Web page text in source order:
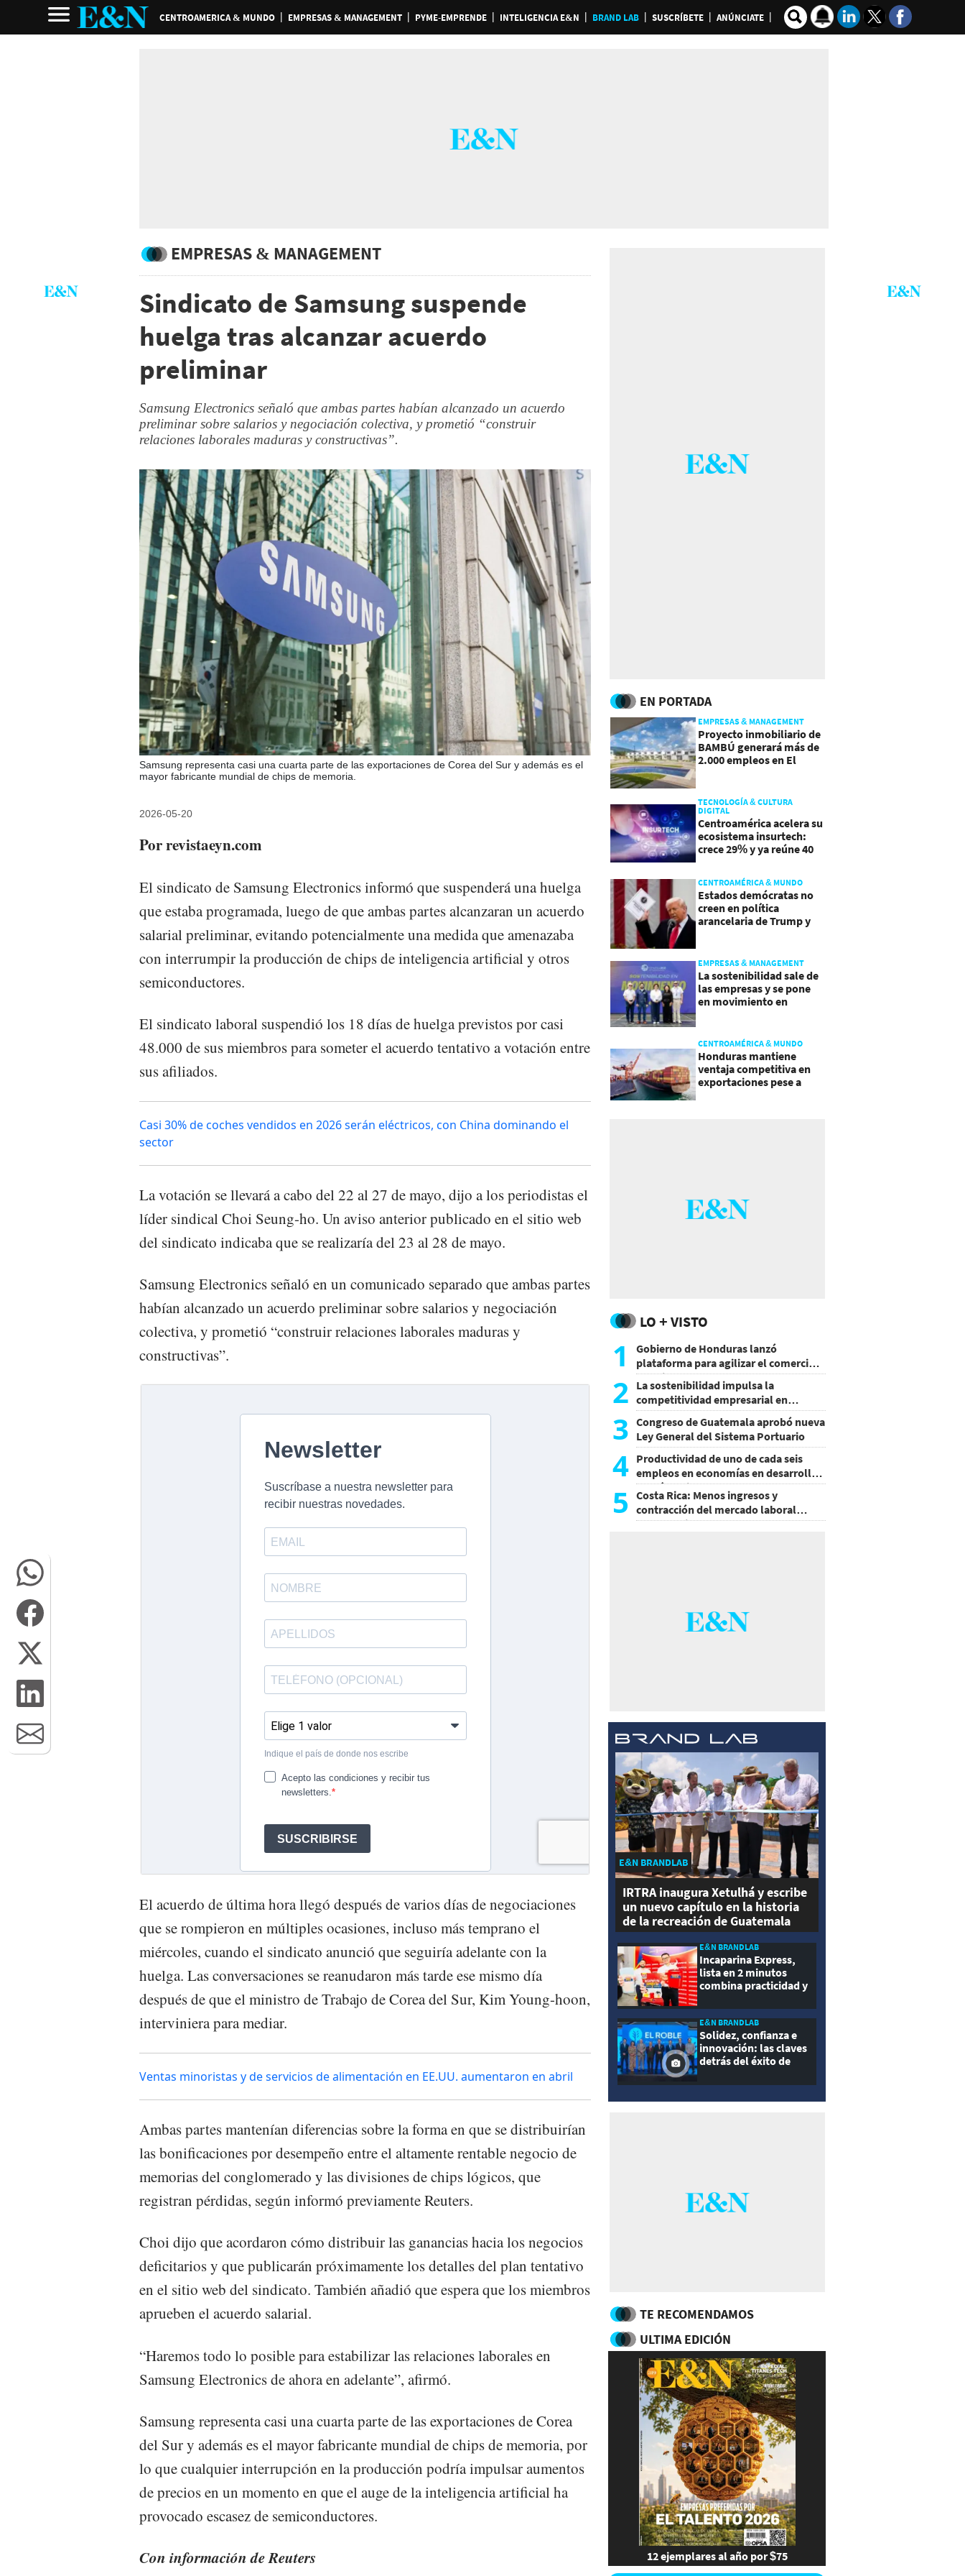
CENTROAMERICA & MUNDO EMPRESAS & MANAGEMENT PYME-EMPRENDE INTELIGENCIA E&N BRAND LAB SUSCRÍBETE ANÚNCIATE
EMPRESAS & MANAGEMENT
Sindicato de Samsung suspende
huelga tras alcanzar acuerdo
preliminar
Samsung Electronics señaló que ambas partes habían alcanzado un acuerdo
preliminar sobre salarios y negociación colectiva, y prometió “construir
relaciones laborales maduras y constructivas”.
Samsung representa casi una cuarta parte de las exportaciones de Corea del Sur y además es el
mayor fabricante mundial de chips de memoria.
2026-05-20
Por revistaeyn.com
El sindicato de Samsung Electronics informó que suspenderá una huelga
que estaba programada, luego de que ambas partes alcanzaran un acuerdo
salarial preliminar, evitando potencialmente una medida que amenazaba
con interrumpir la producción de chips de inteligencia artificial y otros
semiconductores.
El sindicato laboral suspendió los 18 días de huelga previstos por casi
48.000 de sus miembros para someter el acuerdo tentativo a votación entre
sus afiliados.
Casi 30% de coches vendidos en 2026 serán eléctricos, con China dominando el
sector
La votación se llevará a cabo del 22 al 27 de mayo, dijo a los periodistas el
líder sindical Choi Seung-ho. Un aviso anterior publicado en el sitio web
del sindicato indicaba que se realizaría del 23 al 28 de mayo.
Samsung Electronics señaló en un comunicado separado que ambas partes
habían alcanzado un acuerdo preliminar sobre salarios y negociación
colectiva, y prometió “construir relaciones laborales maduras y
constructivas”.
El acuerdo de última hora llegó después de varios días de negociaciones
que se rompieron en múltiples ocasiones, incluso más temprano el
miércoles, cuando el sindicato anunció que seguiría adelante con la
huelga. Las conversaciones se reanudaron más tarde ese mismo día
después de que el ministro de Trabajo de Corea del Sur, Kim Young-hoon,
interviniera para mediar.
Ventas minoristas y de servicios de alimentación en EE.UU. aumentaron en abril
Ambas partes mantenían diferencias sobre la forma en que se distribuirían
las bonificaciones por desempeño entre el altamente rentable negocio de
memorias del conglomerado y las divisiones de chips lógicos, que
registran pérdidas, según informó previamente Reuters.
Choi dijo que acordaron cómo distribuir las ganancias hacia los negocios
deficitarios y que publicarán próximamente los detalles del plan tentativo
en el sitio web del sindicato. También añadió que espera que los miembros
aprueben el acuerdo salarial.
“Haremos todo lo posible para estabilizar las relaciones laborales en
Samsung Electronics de ahora en adelante”, afirmó.
Samsung representa casi una cuarta parte de las exportaciones de Corea
del Sur y además es el mayor fabricante mundial de chips de memoria, por
lo que cualquier interrupción en la producción podría impulsar aumentos
de precios en un momento en que el auge de la inteligencia artificial ha
provocado escasez de semiconductores.
Con información de Reuters
EN PORTADA
EMPRESAS & MANAGEMENT
Proyecto inmobiliario de
BAMBÚ generará más de
2.000 empleos en El
TECNOLOGÍA & CULTURA
DIGITAL
Centroamérica acelera su
ecosistema insurtech:
crece 29% y ya reúne 40
CENTROAMÉRICA & MUNDO
Estados demócratas no
creen en política
arancelaria de Trump y
EMPRESAS & MANAGEMENT
La sostenibilidad sale de
las empresas y se pone
en movimiento en
CENTROAMÉRICA & MUNDO
Honduras mantiene
ventaja competitiva en
exportaciones pese a
LO + VISTO
1
Gobierno de Honduras lanzó
plataforma para agilizar el comercio
exterior
2 La sostenibilidad impulsa la
competitividad empresarial en
Guatemala
3 Congreso de Guatemala aprobó nueva
Ley General del Sistema Portuario
4 Productividad de uno de cada seis
empleos en economías en desarrollo
podría mejorar por la IA
5
Costa Rica: Menos ingresos y
contracción del mercado laboral
causan baja del consumo
E&N BRANDLAB
IRTRA inaugura Xetulhá y escribe
un nuevo capítulo en la historia
de la recreación de Guatemala
E&N BRANDLAB
Incaparina Express,
lista en 2 minutos
combina practicidad y
E&N BRANDLAB
Solidez, confianza e
innovación: las claves
detrás del éxito de
TE RECOMENDAMOS
ULTIMA EDICIÓN
12 ejemplares al año por $75